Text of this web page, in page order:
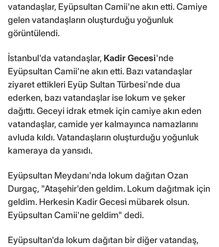
vatandaşlar, Eyüpsultan Camii'ne akın etti. Camiye
gelen vatandaşların oluşturduğu yoğunluk
görüntülendi.
İstanbul'da vatandaşlar, Kadir Gecesi'nde
Eyüpsultan Camii'ne akın etti. Bazı vatandaşlar
ziyaret ettikleri Eyüp Sultan Türbesi'nde dua
ederken, bazı vatandaşlar ise lokum ve şeker
dağıttı. Geceyi idrak etmek için camiye akın eden
vatandaşlar, camide yer kalmayınca namazlarını
avluda kıldı. Vatandaşların oluşturduğu yoğunluk
kameraya da yansıdı.
Eyüpsultan Meydanı'nda lokum dağıtan Ozan
Durgaç, "Ataşehir'den geldim. Lokum dağıtmak için
geldim. Herkesin Kadir Gecesi mübarek olsun.
Eyüpsultan Camii'ne geldim" dedi.
Eyüpsultan'da lokum dağıtan bir diğer vatandaş,